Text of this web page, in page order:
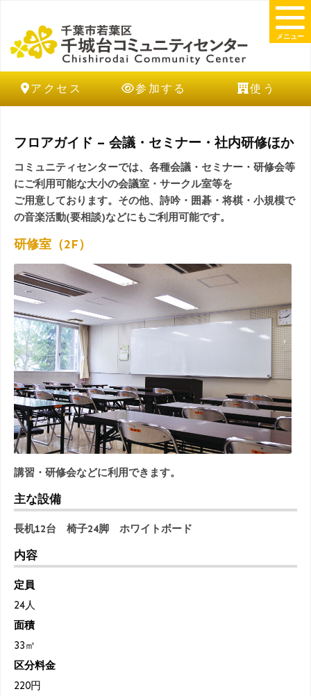
アクセス 参加する 使う
メニュー
フロアガイド – 会議・セミナー・社内研修ほか
コミュニティセンターでは、各種会議・セミナー・研修会等
にご利用可能な大小の会議室・サークル室等を
ご用意しております。その他、詩吟・囲碁・将棋・小規模で
の音楽活動(要相談)などにもご利用可能です。
研修室（2F）
講習・研修会などに利用できます。
主な設備
長机12台 椅子24脚 ホワイトボード
内容
定員
24人
面積
33㎡
区分料金
220円